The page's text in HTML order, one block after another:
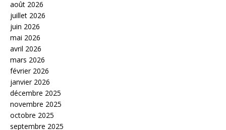
août 2026
juillet 2026
juin 2026
mai 2026
avril 2026
mars 2026
février 2026
janvier 2026
décembre 2025
novembre 2025
octobre 2025
septembre 2025